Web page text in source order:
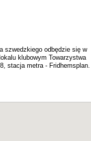
szwedzkiego odbędzie się w
klubowym Towarzystwa
stacja metra - Fridhemsplan.